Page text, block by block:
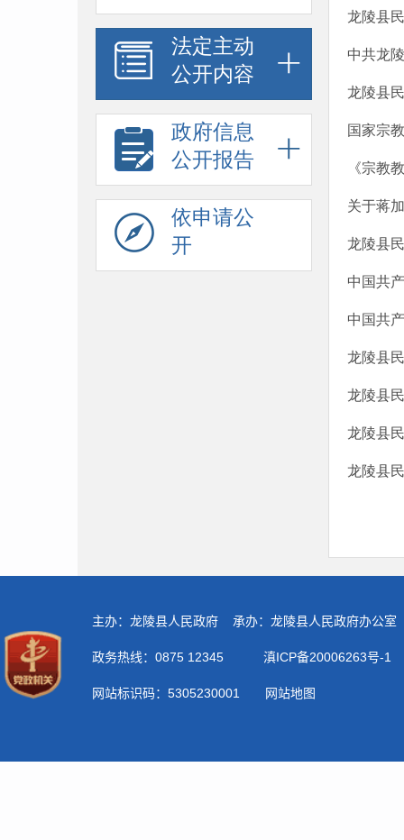
法定主动
公开内容
政府信息
公开报告
依申请公
开
龙陵县
中共龙
龙陵县
国家宗
《宗教
关于蒋
龙陵县
中国共
中国共
龙陵县
龙陵县
龙陵县
龙陵县